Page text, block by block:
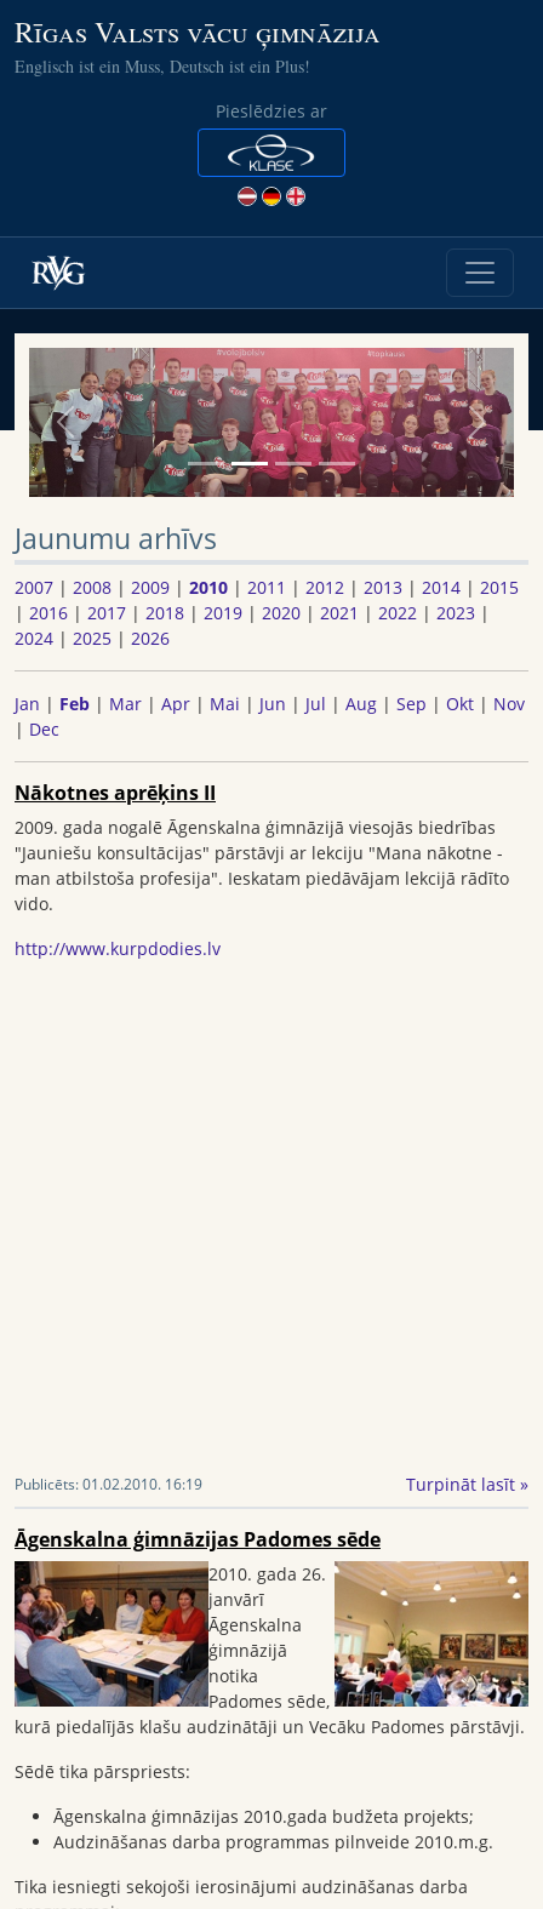
Rīgas Valsts vācu ģimnāzija
Englisch ist ein Muss, Deutsch ist ein Plus!
Pieslēdzies ar
Previous Next
Jaunumu arhīvs
2007 | 2008 | 2009 | 2010 | 2011 | 2012 | 2013 | 2014 | 2015
| 2016 | 2017 | 2018 | 2019 | 2020 | 2021 | 2022 | 2023 |
2024 | 2025 | 2026
Jan | Feb | Mar | Apr | Mai | Jun | Jul | Aug | Sep | Okt | Nov
| Dec
Nākotnes aprēķins II
2009. gada nogalē Āgenskalna ģimnāzijā viesojās biedrības
"Jauniešu konsultācijas" pārstāvji ar lekciju "Mana nākotne -
man atbilstoša profesija". Ieskatam piedāvājam lekcijā rādīto
vido.
http://www.kurpdodies.lv
Publicēts:01.02.2010. 16:19 Turpināt lasīt »
Āgenskalna ģimnāzijas Padomes sēde
2010. gada 26.
janvārī
Āgenskalna
ģimnāzijā
notika
Padomes sēde,
kurā piedalījās klašu audzinātāji un Vecāku Padomes pārstāvji.
Sēdē tika pārspriests:
Āgenskalna ģimnāzijas 2010.gada budžeta projekts;
Audzināšanas darba programmas pilnveide 2010.m.g.
Tika iesniegti sekojoši ierosinājumi audzināšanas darba